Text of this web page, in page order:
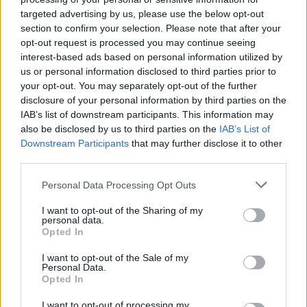
targeted advertising by us, please use the below opt-out
section to confirm your selection. Please note that after your
opt-out request is processed you may continue seeing
interest-based ads based on personal information utilized by
us or personal information disclosed to third parties prior to
your opt-out. You may separately opt-out of the further
disclosure of your personal information by third parties on the
IAB’s list of downstream participants. This information may
also be disclosed by us to third parties on the IAB’s List of
Downstream Participants that may further disclose it to other
Please note that this website/app uses one or more Google
not limited to your visit or usage behaviour. You may click to
grant or deny consent to Google and its third-party tags to
use your data for below specified purposes in below Google
consent section.
Personal Data Processing Opt Outs
I want to opt-out of the Sharing of my
personal data.
Opted In
I want to opt-out of the Sale of my
Personal Data.
Opted In
στέλνει μία προειδοποίηση στο smartphone του
ιδιοκτήτη. Το Guard Mode μπορεί να στείλει ειδοποίηση
ακόμα και αν κάποιος ξεκλειδώσει το όχημα ή το βάλει
μπροστά χρησιμοποιώντας ένα κλειδί -κάτι που δεν θα
συνέβαινε με ένα συμβατικό συναγερμό και που μπορεί να
αποδειχτεί χρήσιμο σε περίπτωση κλοπής ή αντιγραφής
ενός κλειδιού.
Οι οθόνες του Guard Mode στο FordPass Pro app
απεικονίζουν τις φορές που κάποιος είχε πρόσβαση στο
συναγερμός, τις ώρες των συμβάντων καθώς και την
τελευταία γνωστή θέση του οχήματος. Σύντομα, οι
χρήστες του FordPass Pro app θα μπορούν να
προγραμματίζουν την ενεργοποίηση του Guard Mode.